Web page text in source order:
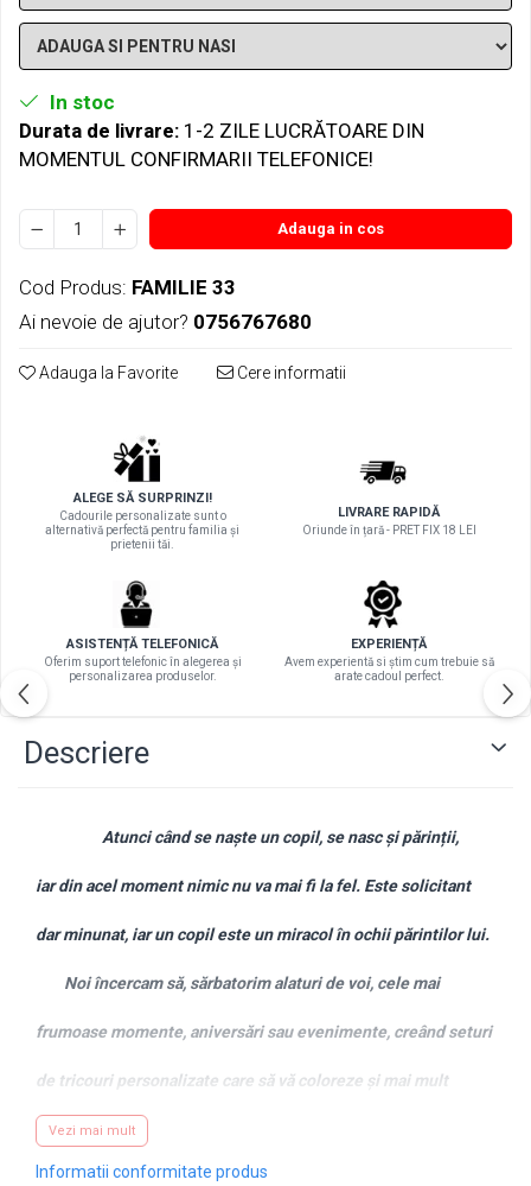
In stoc
Durata de livrare: 1-2 ZILE LUCRĂTOARE DIN
MOMENTUL CONFIRMARII TELEFONICE!
Adauga in cos
Cod Produs: FAMILIE 33
Ai nevoie de ajutor? 0756767680
Adauga la Favorite Cere informatii
ALEGE SĂ SURPRINZI!
Cadourile personalizate sunt o
alternativă perfectă pentru familia și
prietenii tăi.
LIVRARE RAPIDĂ
Oriunde în țară - PRET FIX 18 LEI
ASISTENȚĂ TELEFONICĂ
Oferim suport telefonic în alegerea și
personalizarea produselor.
EXPERIENȚĂ
Avem experientă si știm cum trebuie să
arate cadoul perfect.
Descriere
Atunci când se naște un copil, se nasc și părinții,
iar din acel moment nimic nu va mai fi la fel. Este solicitant
dar minunat, iar un copil este un miracol în ochii părintilor lui.
Noi încercam să, sărbatorim alaturi de voi, cele mai
frumoase momente, aniversări sau evenimente, creând seturi
de tricouri personalizate care să vă coloreze și mai mult
această noua viață, în această nouă formulă, de familie.
Desigur, dacă ai o idee, și doresti un alt mesaj sau alte
Vezi mai mult
Informatii conformitate produs